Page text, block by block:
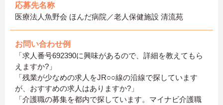
応募先名称
医療法人魚野会 ほんだ病院／老人保健施設 清流苑
お問い合わせ例
「求人番号692390に興味があるので、詳細を教えてもら
えますか?」
「残業が少なめの求人をJR○○線の沿線で探しています
が、おすすめの求人はありますか?」
「介護職の募集を都内で探しています。マイナビ介護職